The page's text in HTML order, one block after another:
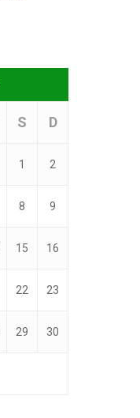
S D
1 2
8 9
15 16
22 23
29 30